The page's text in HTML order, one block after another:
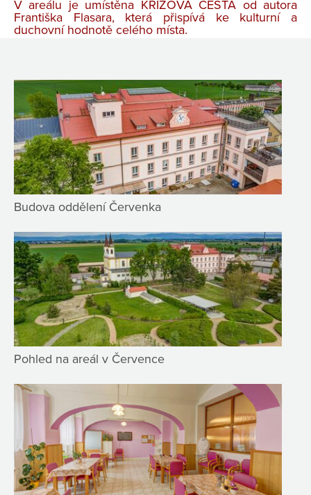
V areálu je umístěna KŘÍŽOVÁ CESTA od autora
Františka Flasara, která přispívá ke kulturní a
duchovní hodnotě celého místa.
Budova oddělení Červenka
Pohled na areál v Července